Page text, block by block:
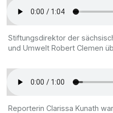
Stiftungsdirektor der
und Umwelt Robert Clemen
Reporterin Clarissa Kunath